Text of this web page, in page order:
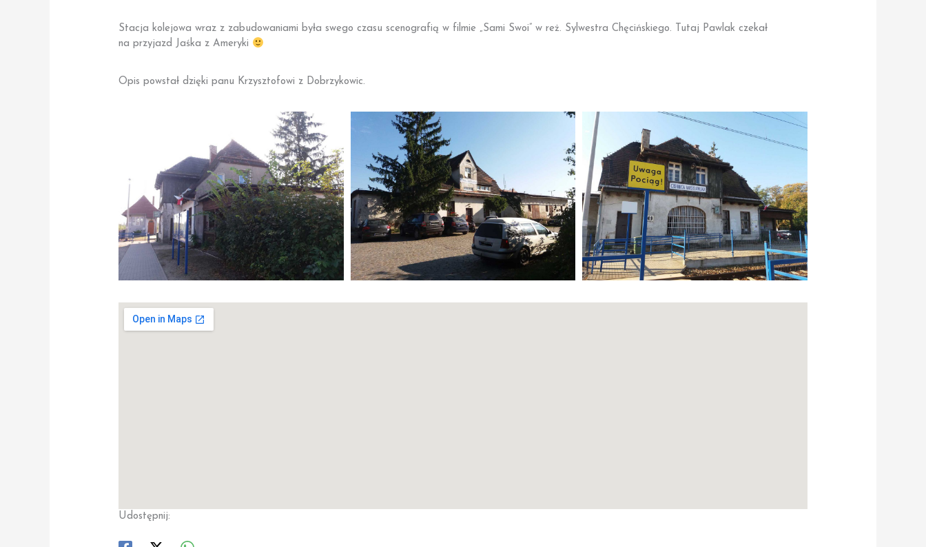
Stacja kolejowa wraz z zabudowaniami była swego czasu scenografią w filmie „Sami Swoi” w reż. Sylwestra Chęcińskiego. Tutaj Pawlak czekał
na przyjazd Jaśka z Ameryki
Opis powstał dzięki panu Krzysztofowi z Dobrzykowic.
Udostępnij: